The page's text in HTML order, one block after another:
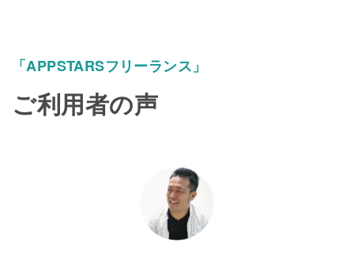
「APPSTARSフリーランス」
ご利用者の声